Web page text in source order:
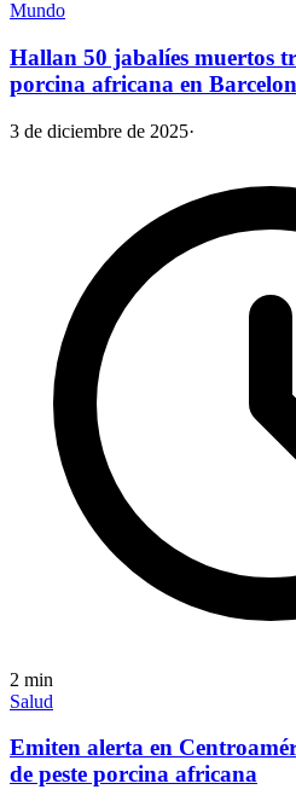
Mundo
Hallan 50 jabalíes muertos
porcina africana en
3 de diciembre de 2025·
2 min
Salud
Emiten alerta en
de peste porcina africana